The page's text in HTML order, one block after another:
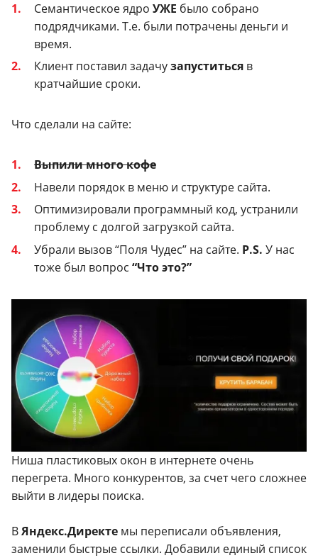
Семантическое ядро УЖЕ было собрано
подрядчиками. Т.е. были потрачены деньги и
время.
Клиент поставил задачузапуститься в
кратчайшие сроки.
Что сделали на сайте:
Выпили много кофе
Навели порядок в меню и структуре сайта.
Оптимизировали программный код, устранили
проблему с долгой загрузкой сайта.
Убрали вызов “Поля Чудес” на сайте. P.S. У нас
тоже был вопрос “Что это?”
Ниша пластиковых окон в интернете очень
перегрета. Много конкурентов, за счет чего сложнее
выйти в лидеры поиска.
ВЯндекс.Директе мы переписали объявления,
заменили быстрые ссылки. Добавили единый список